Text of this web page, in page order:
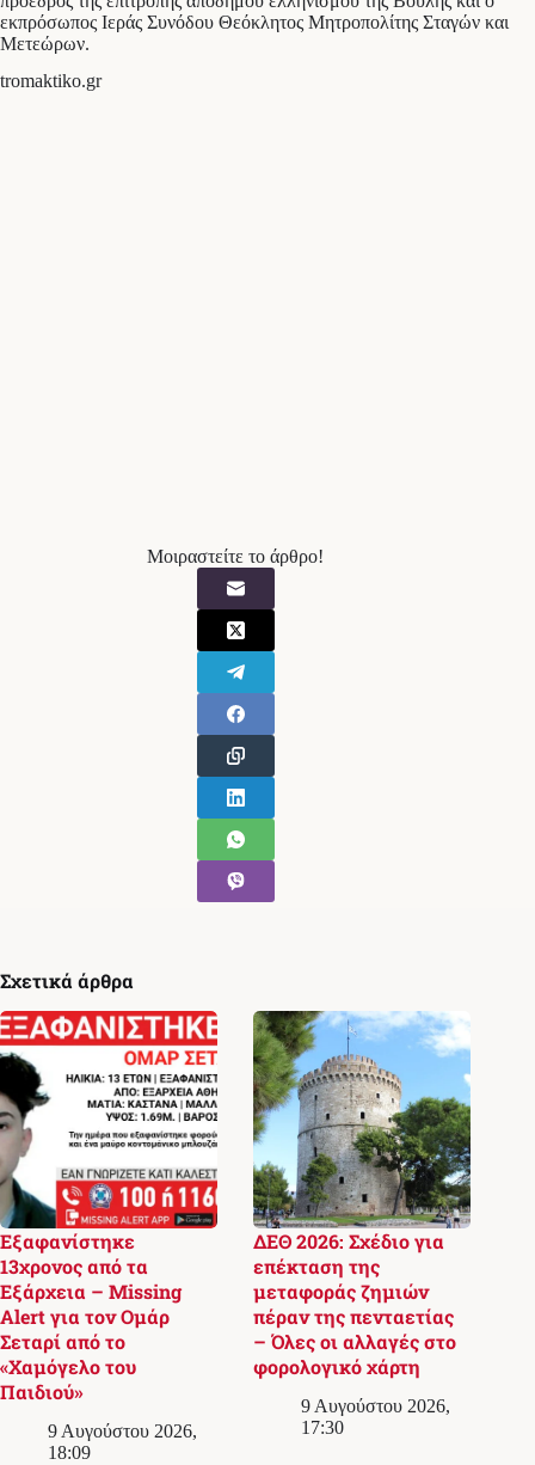
εκπρόσωπος Ιεράς Συνόδου Θεόκλητος Μητροπολίτης Σταγών και
Μετεώρων.
tromaktiko.gr
Μοιραστείτε το άρθρο!
Σχετικά άρθρα
Εξαφανίστηκε
13χρονος από τα
Εξάρχεια – Missing
Alert για τον Ομάρ
Σεταρί από το
«Χαμόγελο του
Παιδιού»
9 Αυγούστου 2026,
18:09
ΔΕΘ 2026: Σχέδιο για
επέκταση της
μεταφοράς ζημιών
πέραν της πενταετίας
– Όλες οι αλλαγές στο
φορολογικό χάρτη
9 Αυγούστου 2026,
17:30